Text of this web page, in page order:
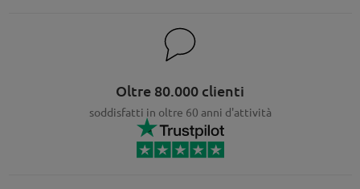
Oltre 80.000 clienti
soddisfatti in oltre 60 anni d'attività